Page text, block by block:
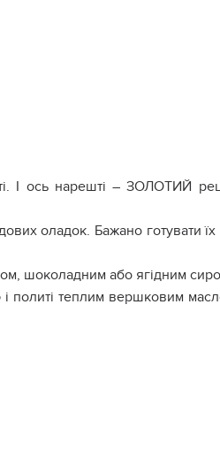
І ось нарешті – ЗОЛОТИЙ
оладок. Бажано готувати їх
шоколадним або ягідним
политі теплим вершковим